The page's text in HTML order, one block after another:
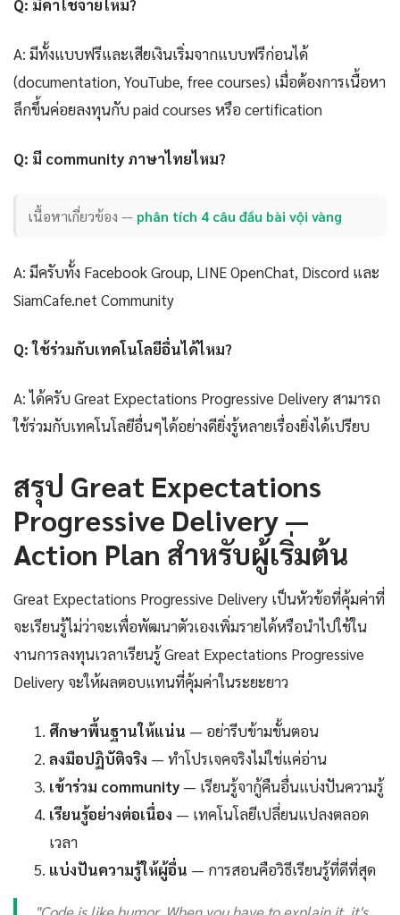
Q: มีค่าใช้จ่ายไหม?
A: มีทั้งแบบฟรีและเสียเงินเริ่มจากแบบฟรีก่อนได้
(documentation, YouTube, free courses) เมื่อต้องการเนื้อหา
ลึกขึ้นค่อยลงทุนกับ paid courses หรือ certification
Q: มี community ภาษาไทยไหม?
เนื้อหาเกี่ยวข้อง — phân tích 4 câu đầu bài vội vàng
A: มีครับทั้ง Facebook Group, LINE OpenChat, Discord และ
SiamCafe.net Community
Q: ใช้ร่วมกับเทคโนโลยีอื่นได้ไหม?
A: ได้ครับ Great Expectations Progressive Delivery สามารถ
ใช้ร่วมกับเทคโนโลยีอื่นๆได้อย่างดียิ่งรู้หลายเรื่องยิ่งได้เปรียบ
สรุป Great Expectations
Progressive Delivery —
Action Plan สำหรับผู้เริ่มต้น
Great Expectations Progressive Delivery เป็นหัวข้อที่คุ้มค่าที่
จะเรียนรู้ไม่ว่าจะเพื่อพัฒนาตัวเองเพิ่มรายได้หรือนำไปใช้ใน
งานการลงทุนเวลาเรียนรู้ Great Expectations Progressive
Delivery จะให้ผลตอบแทนที่คุ้มค่าในระยะยาว
ศึกษาพื้นฐานให้แน่น — อย่ารีบข้ามขั้นตอน
ลงมือปฏิบัติจริง — ทำโปรเจคจริงไม่ใช่แค่อ่าน
เข้าร่วม community — เรียนรู้จากู้คืนอื่นแบ่งปันความรู้
เรียนรู้อย่างต่อเนื่อง — เทคโนโลยีเปลี่ยนแปลงตลอด
เวลา
แบ่งปันความรู้ให้ผู้อื่น — การสอนคือวิธีเรียนรู้ที่ดีที่สุด